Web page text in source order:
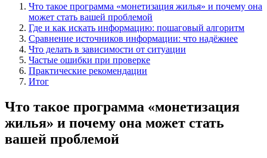
Что такое программа «монетизация жилья» и почему она
может стать вашей проблемой
Где и как искать информацию: пошаговый алгоритм
Сравнение источников информации: что надёжнее
Что делать в зависимости от ситуации
Частые ошибки при проверке
Практические рекомендации
Итог
Что такое программа «монетизация
жилья» и почему она может стать
вашей проблемой